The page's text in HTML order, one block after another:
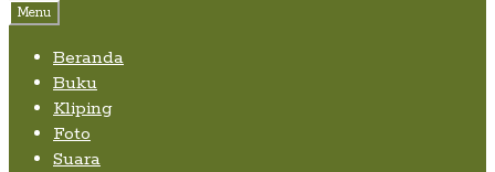
Menu
Beranda
Buku
Kliping
Foto
Suara